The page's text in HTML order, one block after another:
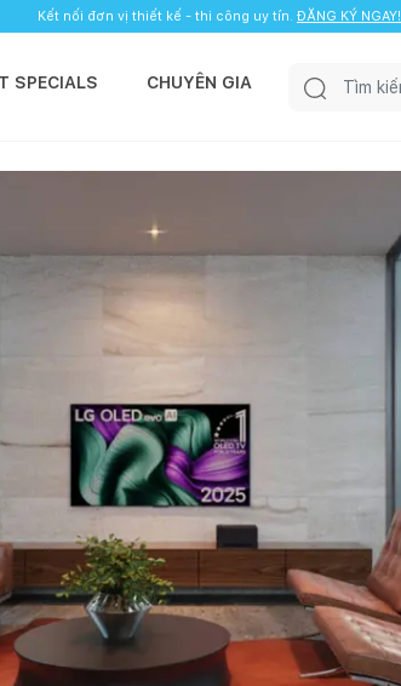
Kết nối đơn vị thiết kế - thi công uy tín. ĐĂNG KÝ NGAY!
SPECIALS CHUYÊN GIA